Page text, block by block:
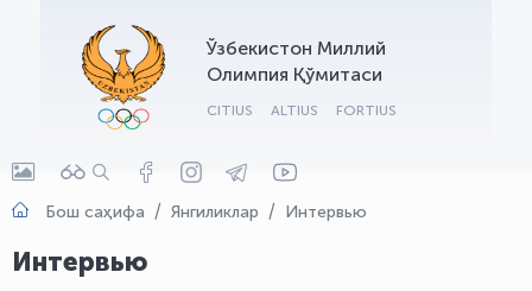
Ўзбекистон Миллий
Олимпия Қўмитаси
CITIUS ALTIUS FORTIUS
Бош саҳифа Янгиликлар Интервью
Интервью
OLYMPCHIK AI - yordamchi
Онлайн · olympic.uz